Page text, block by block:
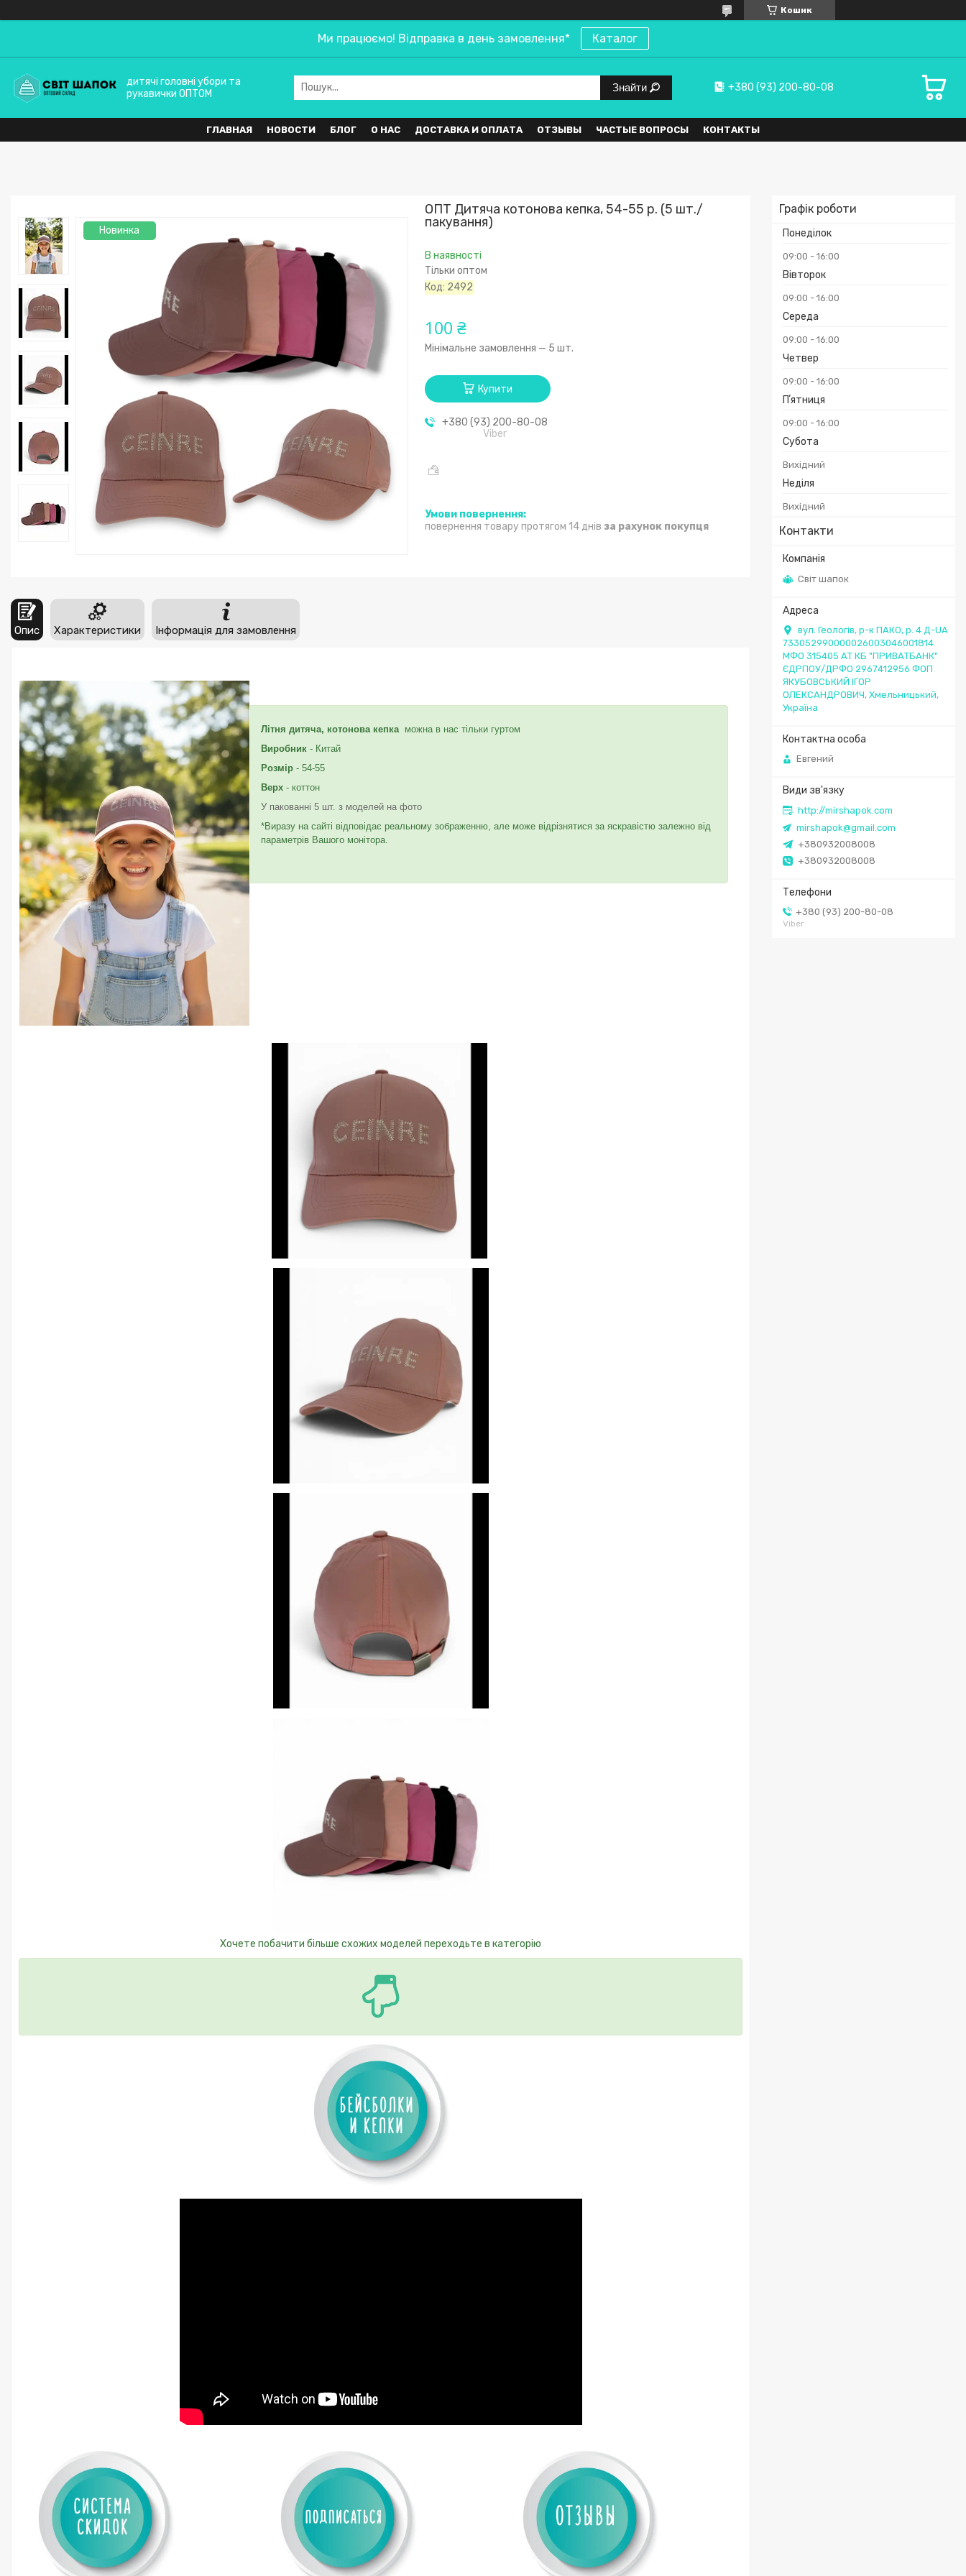
Кошик
Ми працюємо! Відправка в день замовлення* Каталог
дитячі головні убори та
рукавички ОПТОМ
Знайти +380 (93) 200-80-08
ГЛАВНАЯ НОВОСТИ БЛОГ О НАС ДОСТАВКА И ОПЛАТА ОТЗЫВЫ ЧАСТЫЕ ВОПРОСЫ КОНТАКТЫ
Графік роботи
Понеділок
09:00 16:00
Вівторок
09:00 16:00
Середа
09:00 16:00
Четвер
09:00 16:00
Пʼятниця
09:00 16:00
Субота
Вихідний
Неділя
Вихідний
Контакти
Світ шапок
вул. Геологів, р-к ПАКО, р. 4 Д-UA
733052990000026003046001814
МФО 315405 АТ КБ "ПРИВАТБАНК"
ЄДРПОУ/ДРФО 2967412956 ФОП
ЯКУБОВСЬКИЙ ІГОР
ОЛЕКСАНДРОВИЧ, Хмельницький,
Україна
Евгений
http://mirshapok.com
mirshapok@gmail.com
+380932008008
+380932008008
+380 (93) 200-80-08
Viber
Новинка
ОПТ Дитяча котонова кепка, 54-55 р. (5 шт./
пакування)
В наявності
Тільки оптом
Код: 2492
100 ₴
Мінімальне замовлення — 5 шт.
Купити
+380 (93) 200-80-08
Viber
повернення товару протягом 14 днів за рахунок покупця
Опис Характеристики Інформація для замовлення
Літня дитяча, котонова кепка можна в нас тільки гуртом
Виробник - Китай
Розмір - 54-55
Верх - коттон
У пакованні 5 шт. з моделей на фото
*Виразу на сайті відповідає реальному зображенню, але може відрізнятися за яскравістю залежно від
параметрів Вашого монітора.
Хочете побачити більше схожих моделей переходьте в категорію